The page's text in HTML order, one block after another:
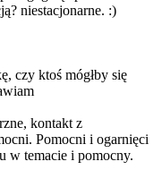
niestacjonarne. :)
czy ktoś mógłby się
kontakt z
Pomocni i ogarnięci
w temacie i pomocny.